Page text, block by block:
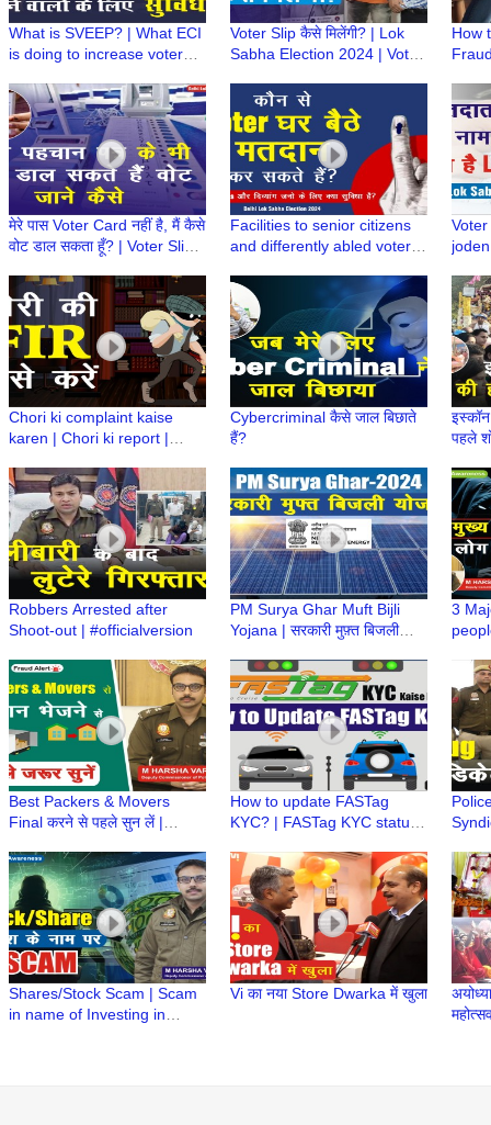
What is SVEEP? | What ECI
is doing to increase voter
Voters@polling station
Voter Slip कैसे मिलेंगी? | Lok
Sabha Election 2024 | Voter
How
मेरे पास Voter Card नहीं है, मैं कैसे
वोट डाल सकता हूँ? | Voter Slip |
Facilities to senior citizens
and differently abled voters
मतदान
Chori ki complaint kaise
karen | Chori ki report |
कैसे करें | eFIR
Cybercriminal कैसे जाल बिछाते
हैं?
इस्कॉन
पहले
Robbers Arrested after
Shoot-out | #officialversion
PM Surya Ghar Muft Bijli
Yojana | सरकारी मुफ़्त बिजली
3
Best Packers & Movers
Final करने से पहले सुन लें |
M Harsha Vardhan, IPS
How to update FASTag
KYC? | FASTag KYC status |
FASTag issued by NHAI
Shares/Stock Scam | Scam
in name of Investing in
Vi का नया Store Dwarka में खुला